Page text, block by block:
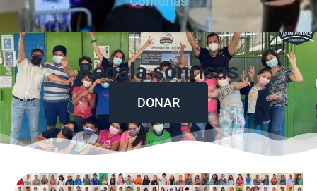
Regala sonrisas
DONAR